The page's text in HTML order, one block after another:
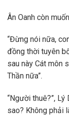
Ân Oanh còn
“Đừng nói nữa,
đồng thời tuyên
sau này Cát môn
Thần nữa”.
“Người thuê?”,
sao? Không phải